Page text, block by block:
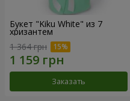
Букет "Kiku White" из 7
хризантем
1 364 грн
Заказать